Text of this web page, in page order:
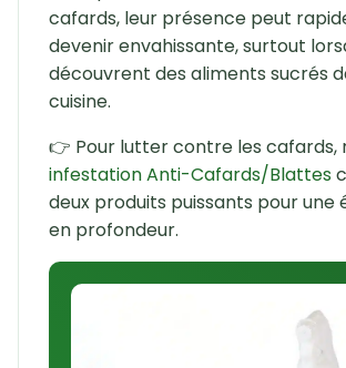
cafards, leur présence peut
devenir envahissante, surtout
découvrent des aliments sucrés
cuisine.
👉 Pour lutter contre les cafards,
infestation Anti-Cafards/Blattes
deux produits puissants pour une
en profondeur.